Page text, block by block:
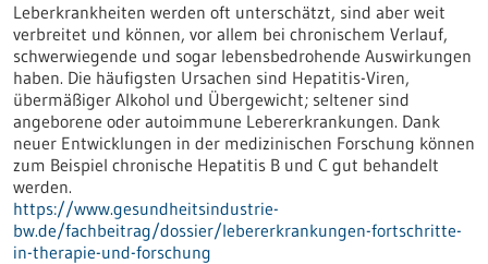
Leberkrankheiten werden oft unterschätzt, sind aber weit
verbreitet und können, vor allem bei chronischem Verlauf,
schwerwiegende und sogar lebensbedrohende Auswirkungen
haben. Die häufigsten Ursachen sind Hepatitis-Viren,
übermäßiger Alkohol und Übergewicht; seltener sind
angeborene oder autoimmune Lebererkrankungen. Dank
neuer Entwicklungen in der medizinischen Forschung können
zum Beispiel chronische Hepatitis B und C gut behandelt
werden.
https://www.gesundheitsindustrie-
bw.de/fachbeitrag/dossier/lebererkrankungen-fortschritte-
in-therapie-und-forschung